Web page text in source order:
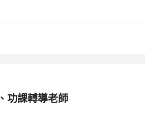
、功課𨍭導老師